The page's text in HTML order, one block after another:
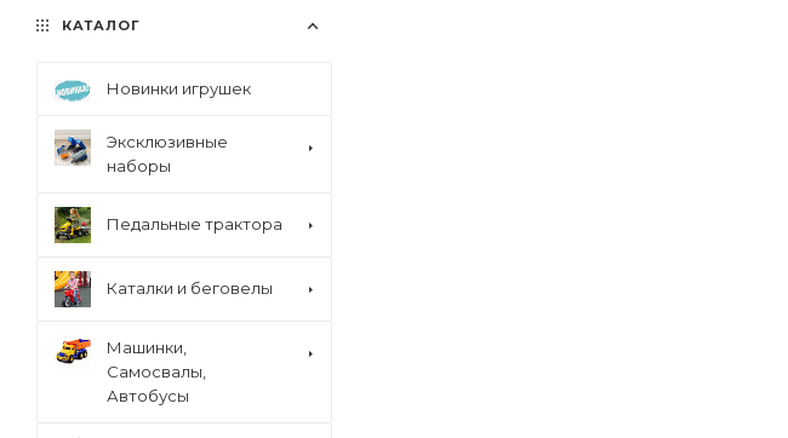
КАТАЛОГ
Новинки игрушек
Эксклюзивные
наборы
Педальные трактора
Каталки и беговелы
Машинки,
Самосвалы,
Автобусы